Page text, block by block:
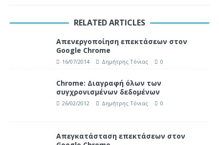
RELATED ARTICLES
Απενεργοποίηση επεκτάσεων στον
Google Chrome
16/07/2014 Δημήτρης Τόνιας 0
Chrome: Διαγραφή όλων των
συγχρονισμένων δεδομένων
26/02/2012 Δημήτρης Τόνιας 0
Απεγκατάσταση επεκτάσεων στον